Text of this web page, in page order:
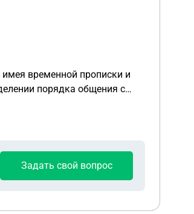
имея временной прописки и
порядка общения с
либо на квартиру,
в таком случае органы
Задать свой вопрос